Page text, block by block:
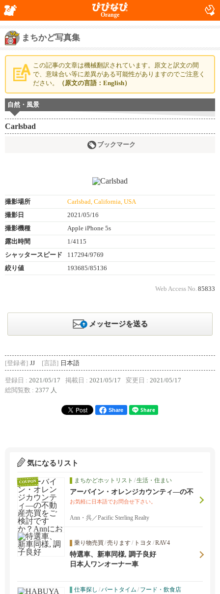
Orange
まちかど写真集
この記事の文章は機械翻訳されています。原文と訳文の間
で、意味合い等に差異がある可能性がありますのでご注意く
ださい。
（原文の言語：English）
自然・風景
Carlsbad
ブックマーク
撮影場所
Carlsbad, California, USA
撮影日
2021/05/16
撮影機種
Apple iPhone 5s
露出時間
1/4115
シャッタースピード
117294/9769
絞り値
193685/85136
Web Access No. 85833
メッセージを送る
[登録者] JJ [言語] 日本語
登録日 : 2021/05/17 掲載日 : 2021/05/17 変更日 : 2021/05/17
総閲覧数 : 2377 人
Share
気になるリスト
まちかどホットリスト /生活・住まい
アーバイン・オレンジカウンティ―の不
動産売買をご検討ですか？Annにお任せ
お気軽に日本語でお問合せ下さい。
Ann・呉／Pacific Sterling Realty
COUPON
乗り物売買 /売ります/ トヨタ /RAV4
特選車、新車同様, 調子良好
日本人ワンオーナー車
仕事探し /パートタイム / フード・飲食店